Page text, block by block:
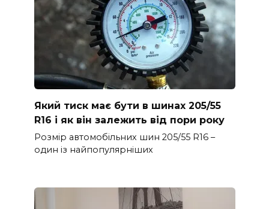
Який тиск має бути в шинах 205/55
R16 і як він залежить від пори року
Розмір автомобільних шин 205/55 R16 –
один із найпопулярніших